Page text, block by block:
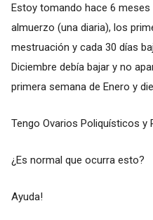
Estoy tomando hace 6
almuerzo (una diaria), los
mestruación y cada 30 días
Diciembre debía bajar y no
primera semana de Enero y
Tengo Ovarios Poliquísticos y
¿Es normal que ocurra esto?
Ayuda!